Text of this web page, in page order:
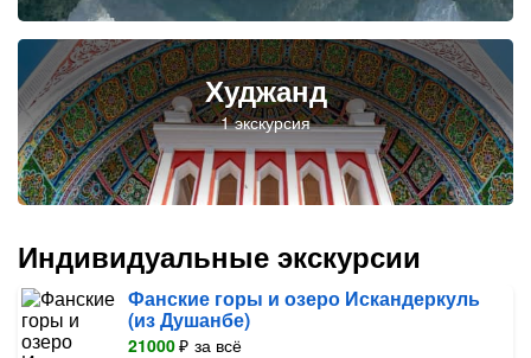
Худжанд
Индивидуальные экскурсии
Фанские горы и озеро Искандеркуль
(из Душанбе)
21000₽ за всё